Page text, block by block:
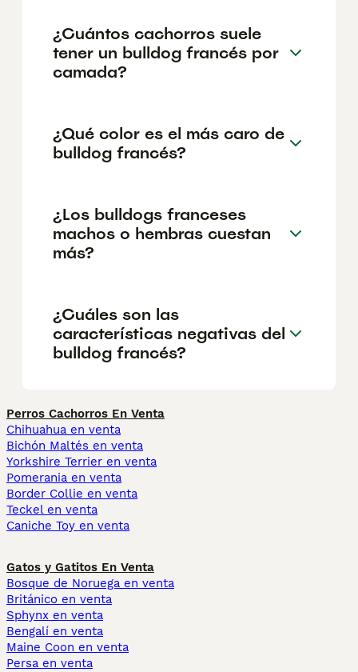
¿Cuántos cachorros suele
tener un bulldog francés por
camada?
¿Qué color es el más caro de
bulldog francés?
¿Los bulldogs franceses
machos o hembras cuestan
más?
¿Cuáles son las
características negativas del
bulldog francés?
Perros Cachorros En Venta
Chihuahua en venta
Bichón Maltés en venta
Yorkshire Terrier en venta
Pomerania en venta
Border Collie en venta
Teckel en venta
Caniche Toy en venta
Gatos y Gatitos En Venta
Bosque de Noruega en venta
Británico en venta
Sphynx en venta
Bengalí en venta
Maine Coon en venta
Persa en venta